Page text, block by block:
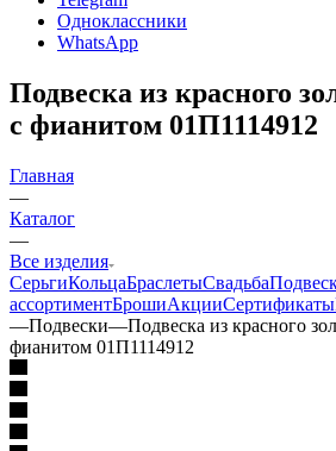
Одноклассники
WhatsApp
Подвеска из красного
с фианитом 01П1114912
Главная
—
Каталог
—
Все изделия
СерьгиКольцаБраслетыСвадьба
ассортиментБрошиАкцииСертификаты
—Подвески—Подвеска из красного
фианитом 01П1114912